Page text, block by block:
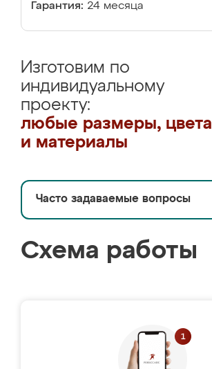
Гарантия: 24 месяца
Изготовим по
индивидуальному
проекту:
любые размеры, цвета
и материалы
Часто задаваемые вопросы
Схема работы